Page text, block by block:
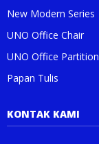
New Modern Series
UNO Office Chair
UNO Office Partition
Papan Tulis
KONTAK KAMI